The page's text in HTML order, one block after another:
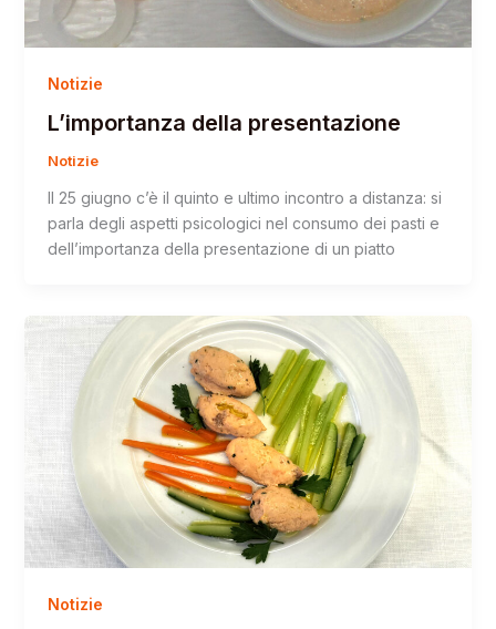
Notizie
L’importanza della presentazione
Notizie
Il 25 giugno c’è il quinto e ultimo incontro a distanza: si
parla degli aspetti psicologici nel consumo dei pasti e
dell’importanza della presentazione di un piatto
Notizie